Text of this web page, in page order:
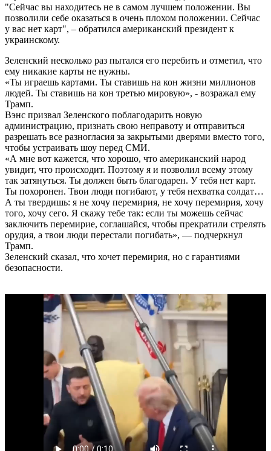
"Сейчас вы находитесь не в самом лучшем положении. Вы
позволили себе оказаться в очень плохом положении. Сейчас
у вас нет карт", – обратился американский президент к
украинскому.
Зеленский несколько раз пытался его перебить и отметил, что
ему никакие карты не нужны.
«Ты играешь картами. Ты ставишь на кон жизни миллионов
людей. Ты ставишь на кон третью мировую», - возражал ему
Трамп.
Вэнс призвал Зеленского поблагодарить новую
администрацию, признать свою неправоту и отправиться
разрешать все разногласия за закрытыми дверями вместо того,
чтобы устраивать шоу перед СМИ.
«А мне вот кажется, что хорошо, что американский народ
увидит, что происходит. Поэтому я и позволил всему этому
так затянуться. Ты должен быть благодарен. У тебя нет карт.
Ты похоронен. Твои люди погибают, у тебя нехватка солдат…
А ты твердишь: я не хочу перемирия, не хочу перемирия, хочу
того, хочу сего. Я скажу тебе так: если ты можешь сейчас
заключить перемирие, соглашайся, чтобы прекратили стрелять
орудия, а твои люди перестали погибать», — подчеркнул
Трамп.
Зеленский сказал, что хочет перемирия, но с гарантиями
безопасности.